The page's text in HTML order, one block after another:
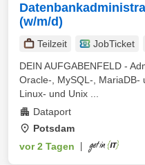
(w/m/d)
Teilzeit JobTicket
DEIN AUFGABENFELD -
Oracle-, MySQL-, MariaDB-
Linux- und Unix ...
Dataport
Potsdam
vor 2 Tagen